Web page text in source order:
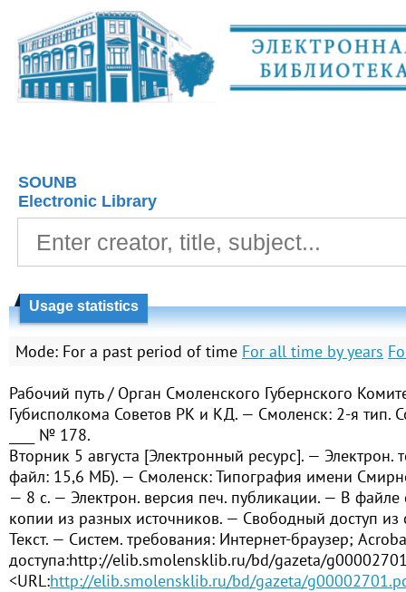
SOUNB
Electronic Library
Usage statistics
Mode: For a past period of time For all time by years
Рабочий путь / Орган Смоленского Губернского
Губисполкома Советов РК и КД. — Смоленск: 2-я тип.
____ № 178.
Вторник 5 августа [Электронный ресурс]. — Электрон.
файл: 15,6 МБ). — Смоленск: Типография имени
— 8 с. — Электрон. версия печ. публикации. — В файле
копии из разных источников. — Свободный доступ из
Текст. — Систем. требования: Интернет-браузер;
доступа:http://elib.smolensklib.ru/bd/gazeta/
<URL:http://elib.smolensklib.ru/bd/gazeta/